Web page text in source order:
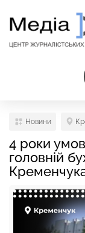
Новини
4 роки
головній